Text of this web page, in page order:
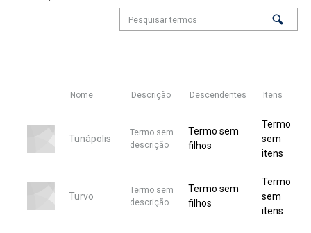
Nome Descrição Descendentes Itens
Tunápolis
Termo sem
descrição
Termo sem
filhos
Termo
sem
itens
Turvo
Termo sem
descrição
Termo sem
filhos
Termo
sem
itens